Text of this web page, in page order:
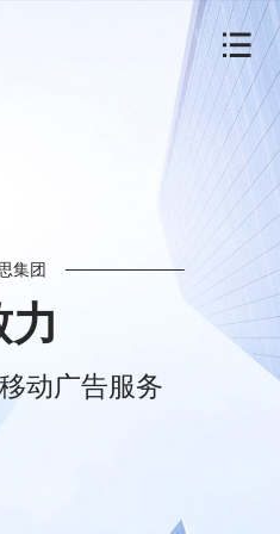
集团
力
动广告服务